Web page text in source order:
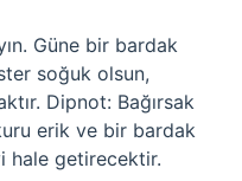
Güne bir bardak
soğuk olsun,
Dipnot: Bağırsak
erik ve bir bardak
hale getirecektir.